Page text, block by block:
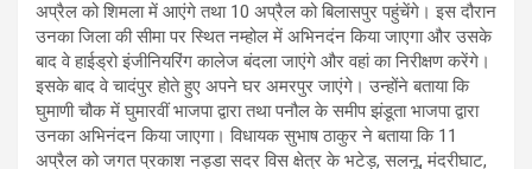
अप्रैल को शिमला में आएंगे तथा 10 अप्रैल को बिलासपुर पहुंचेंगे। इस दौरान
उनका जिला की सीमा पर स्थित नम्होल में अभिनदंन किया जाएगा और उसके
बाद वे हाईड्रो इंजीनियरिंग कालेज बंदला जाएंगे और वहां का निरीक्षण करेंगे।
इसके बाद वे चादंपुर होते हुए अपने घर अमरपुर जाएंगे। उन्होंने बताया कि
घुमाणी चौक में घुमारवीं भाजपा द्वारा तथा पनौल के समीप झंडूता भाजपा द्वारा
उनका अभिनंदन किया जाएगा। विधायक सुभाष ठाकुर ने बताया कि 11
अप्रैल को जगत प्रकाश नड्डा सदर विस क्षेत्र के भटेड़, सलनू, मंदरीघाट,